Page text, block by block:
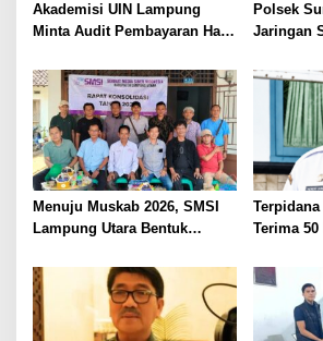
Akademisi UIN Lampung
Minta Audit Pembayaran Hak
Kepastian Hukum Tak Boleh
Berlarut
Polsek
Jaringan
Menuju Muskab 2026, SMSI
Lampung Utara Bentuk
Kepengurusan
Terima
Tunggu